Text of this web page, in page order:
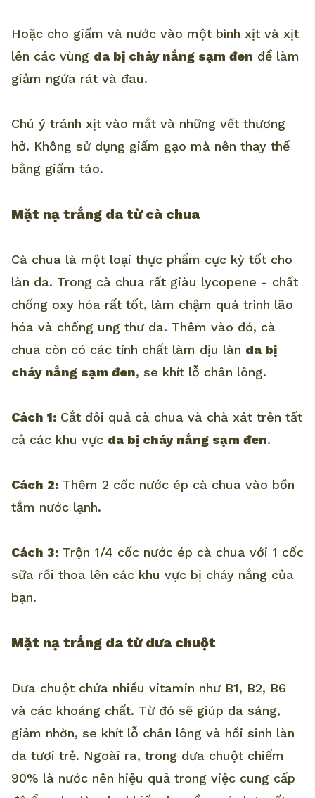
Hoặc cho giấm và nước vào một bình xịt và xịt
lên các vùng da bị cháy nắng sạm đen để làm
giảm ngứa rát và đau.
Chú ý tránh xịt vào mắt và những vết thương
hở. Không sử dụng giấm gạo mà nên thay thế
bằng giấm táo.
Mặt nạ trắng da từ cà chua
Cà chua là một loại thực phẩm cực kỳ tốt cho
làn da. Trong cà chua rất giàu lycopene - chất
chống oxy hóa rất tốt, làm chậm quá trình lão
hóa và chống ung thư da. Thêm vào đó, cà
chua còn có các tính chất làm dịu làn da bị
cháy nắng sạm đen, se khít lỗ chân lông.
Cách 1: Cắt đôi quả cà chua và chà xát trên tất
cả các khu vực da bị cháy nắng sạm đen.
Cách 2: Thêm 2 cốc nước ép cà chua vào bồn
tắm nước lạnh.
Cách 3: Trộn 1/4 cốc nước ép cà chua với 1 cốc
sữa rồi thoa lên các khu vực bị cháy nắng của
bạn.
Mặt nạ trắng da từ dưa chuột
Dưa chuột chứa nhiều vitamin như B1, B2, B6
và các khoáng chất. Từ đó sẽ giúp da sáng,
giảm nhờn, se khít lỗ chân lông và hồi sinh làn
da tươi trẻ. Ngoài ra, trong dưa chuột chiếm
90% là nước nên hiệu quả trong việc cung cấp